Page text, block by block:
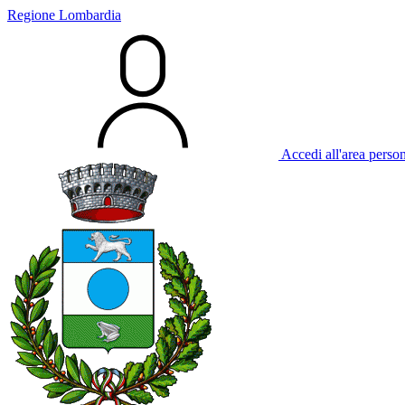
Regione Lombardia
Accedi all'area